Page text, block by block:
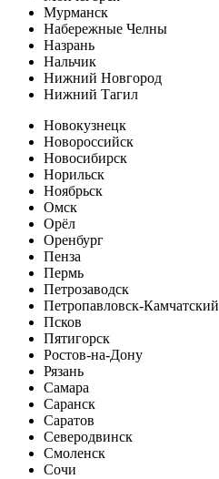
Мурманск
Набережные Челны
Назрань
Нальчик
Нижний Новгород
Нижний Тагил
Новокузнецк
Новороссийск
Новосибирск
Норильск
Ноябрьск
Омск
Орёл
Оренбург
Пенза
Пермь
Петрозаводск
Петропавловск-Камчатский
Псков
Пятигорск
Ростов-на-Дону
Рязань
Самара
Саранск
Саратов
Северодвинск
Смоленск
Сочи